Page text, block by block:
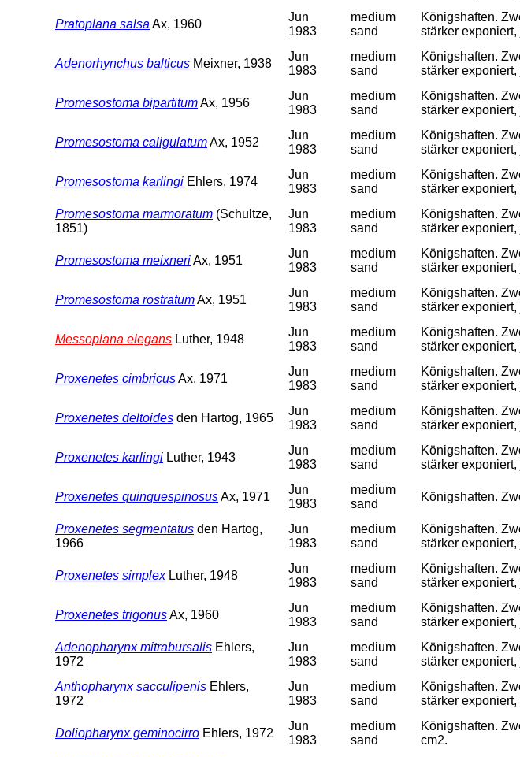
Pratoplana salsa Ax, 1960
Jun
1983
medium
sand
Königshaften.
stärker
Adenorhynchus balticus Meixner, 1938
Jun
1983
medium
sand
Königshaften.
stärker
Promesostoma bipartitumAx, 1956
Jun
1983
medium
sand
Königshaften.
stärker
Promesostoma caligulatumAx, 1952
Jun
1983
medium
sand
Königshaften.
stärker
Promesostoma karlingi Ehlers, 1974
Jun
1983
medium
sand
Königshaften.
stärker
Promesostoma marmoratum (Schultze,
1851)
Jun
1983
medium
sand
Königshaften.
stärker
Promesostoma meixneriAx, 1951
Jun
1983
medium
sand
Königshaften.
stärker
Promesostoma rostratumAx, 1951
Jun
1983
medium
sand
Königshaften.
stärker
Messoplana elegans Luther, 1948
Jun
1983
medium
sand
Königshaften.
stärker
Proxenetes cimbricusAx, 1971
Jun
1983
medium
sand
Königshaften.
stärker
Proxenetes deltoides den Hartog, 1965
Jun
1983
medium
sand
Königshaften.
stärker
Proxenetes karlingi Luther, 1943
Jun
1983
medium
sand
Königshaften.
stärker
Proxenetes quinquespinosusAx, 1971
Jun
1983
medium
sand
Königshaften.
Proxenetes segmentatus den Hartog,
1966
Jun
1983
medium
sand
Königshaften.
stärker
Proxenetes simplexLuther, 1948
Jun
1983
medium
sand
Königshaften.
stärker
Proxenetes trigonusAx, 1960
Jun
1983
medium
sand
Königshaften.
stärker
Adenopharynx mitrabursalis Ehlers,
1972
Jun
1983
medium
sand
Königshaften.
stärker
Anthopharynx sacculipenis Ehlers,
1972
Jun
1983
medium
sand
Königshaften.
stärker
Doliopharynx geminocirro Ehlers, 1972
Jun
1983
medium
sand
Königshaften.
cm2.